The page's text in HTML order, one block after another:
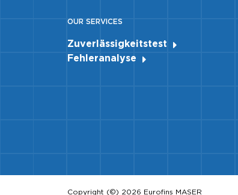
OUR SERVICES
Zuverlässigkeitstest
Fehleranalyse
Copyright (©) 2026 Eurofins MASER